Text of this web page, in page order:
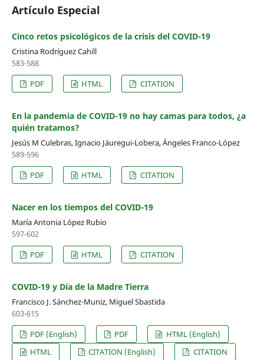
Artículo Especial
Cinco retos psicológicos de la crisis del COVID-19
Cristina Rodríguez Cahill
583-588
PDF
HTML CITATION
En la pandemia de COVID-19 no hay camas para todos, ¿a
quién tratamos?
Jesús M Culebras, Ignacio Jáuregui-Lobera, Ángeles Franco-López
589-596
PDF
HTML CITATION
Nacer en los tiempos del COVID-19
María Antonia López Rubio
597-602
PDF
HTML CITATION
COVID-19 y Día de la Madre Tierra
Francisco J. Sánchez-Muniz, Miguel Sbastida
603-615
PDF (English)
PDF
HTML (English)
HTML
CITATION (English) CITATION